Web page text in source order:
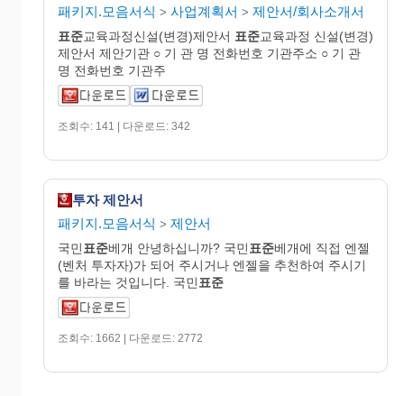
패키지.모음서식 > 사업계획서 > 제안서/회사소개서
표준교육과정신설(변경)제안서 표준교육과정 신설(변경)
제안서 제안기관 ○ 기 관 명 전화번호 기관주소 ○ 기 관
명 전화번호 기관주
조회수: 141 | 다운로드: 342
투자 제안서
패키지.모음서식 > 제안서
국민 표준베개 안녕하십니까? 국민 표준베개에 직접 엔젤
(벤처 투자자)가 되어 주시거나 엔젤을 추천하여 주시기
를 바라는 것입니다. 국민 표준
조회수: 1662 | 다운로드: 2772